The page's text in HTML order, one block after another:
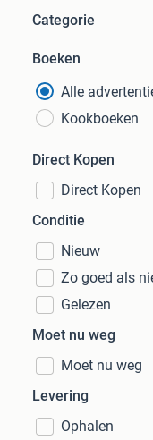
Categorie
Boeken
Alle
Kookboeken
Direct Kopen
Direct Kopen
Conditie
Nieuw
Zo goed als
Gelezen
Moet nu weg
Moet nu weg
Levering
Ophalen